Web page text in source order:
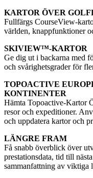
KARTOR ÖVER
Fullfärgs CourseView-
världen, knappfunktioner
SKIVIEW™-KARTOR
Ge dig ut i backarna med
och svårighetsgrader för
TOPOACTIVE
KONTINENTER
Hämta Topoactive-Kartor
resor och expeditioner.
och uppdatera kartor och
LÄNGRE FRAM
Få snabb överblick över
prestationsdata, tid till
sammanfattning av viktiga